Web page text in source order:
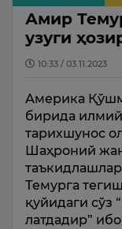
Амир
узуги
10:33 / 03.11.2023
Америка
бирида
тарихшунос
Шаҳроний
Темурга
қуйидаги сўз
латдадир”